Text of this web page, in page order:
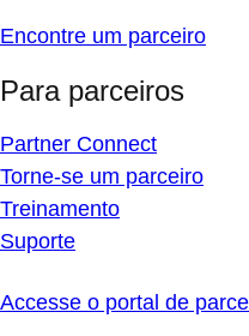
Encontre um parceiro
Para parceiros
Partner Connect
Torne-se um parceiro
Treinamento
Suporte
Accesse o portal de